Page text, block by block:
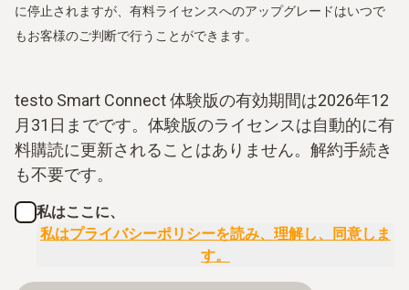
に停止されますが、有料ライセンスへのアップグレードはいつで
もお客様のご判断で行うことができます。
testo Smart Connect 体験版の有効期間は2026年12
月31日までです。体験版のライセンスは自動的に有
料購読に更新されることはありません。解約手続き
も不要です。
私はここに、
私はプライバシーポリシーを読み、理解し、同意しま
す。